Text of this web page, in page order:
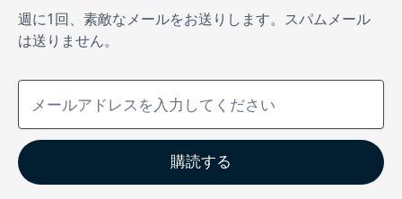
週に1回、素敵なメールをお送りします。スパムメール
は送りません。